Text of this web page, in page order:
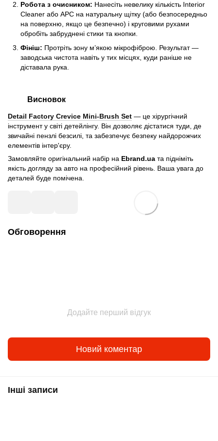
Робота з очисником: Нанесіть невелику кількість Interior
Cleaner або APC на натуральну щітку (або безпосередньо
на поверхню, якщо це безпечно) і круговими рухами
обробіть забруднені стики та кнопки.
Фініш: Протріть зону м’якою мікрофіброю. Результат —
заводська чистота навіть у тих місцях, куди раніше не
діставала рука.
Висновок
Detail Factory Crevice Mini-Brush Set — це хірургічний
інструмент у світі детейлінгу. Він дозволяє дістатися туди, де
звичайні пензлі безсилі, та забезпечує безпеку найдорожчих
елементів інтер'єру.
Замовляйте оригінальний набір на Ebrand.ua та підніміть
якість догляду за авто на професійний рівень. Ваша увага до
деталей буде помічена.
Обговорення
Додайте перший відгук
Новий коментар
Інші записи